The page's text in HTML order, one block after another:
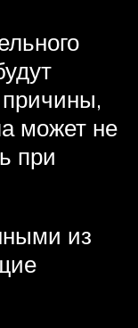
может не
при
из